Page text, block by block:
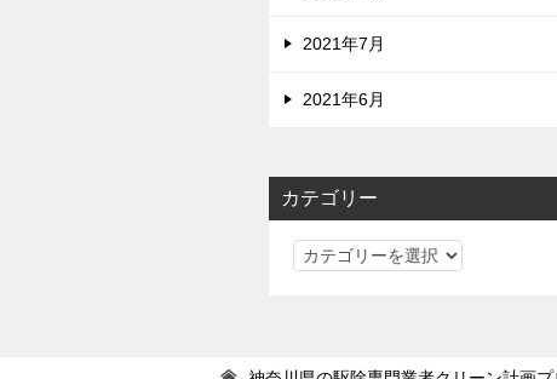
2021年7月
2021年6月
カテゴリー
カ
ー